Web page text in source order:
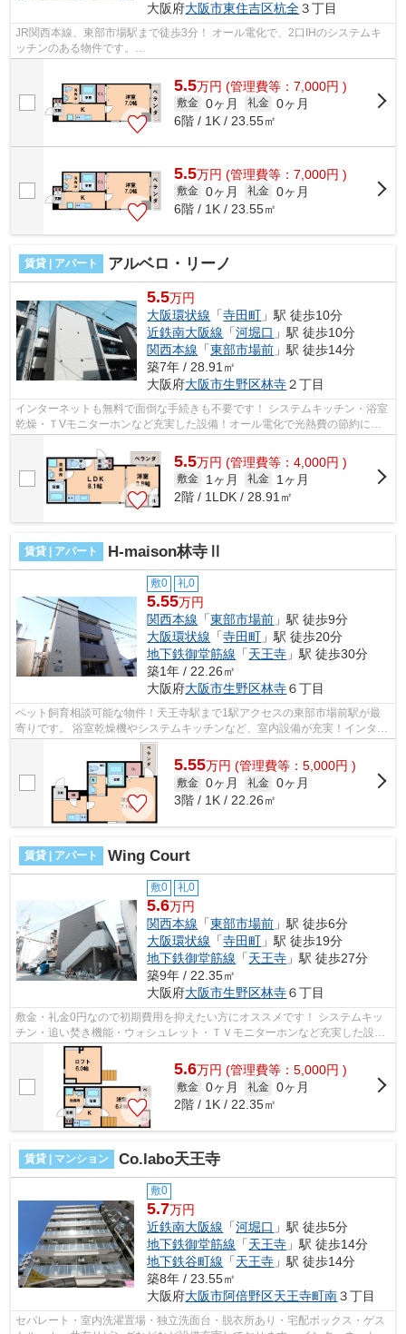
大阪府大阪市東住吉区杭全３丁目
JR関西本線、東部市場駅まで徒歩3分！ オール電化で、2口IHのシステムキ
ッチンのある物件です。
5.5万円 (管理費等：7,000円 )
敷金 0ヶ月 礼金 0ヶ月
6階 / 1K / 23.55㎡
5.5万円 (管理費等：7,000円 )
敷金 0ヶ月 礼金 0ヶ月
6階 / 1K / 23.55㎡
賃貸 | アパート アルベロ・リーノ
5.5万円
大阪環状線 「寺田町 」駅 徒歩10分
近鉄南大阪線 「河堀口 」駅 徒歩10分
関西本線 「東部市場前 」駅 徒歩14分
築7年 / 28.91㎡
大阪府大阪市生野区林寺２丁目
インターネットも無料で面倒な手続きも不要です！ システムキッチン・浴室
乾燥・ＴVモニターホンなど充実した設備！オール電化で光熱費の節約に！
■□■□■□■□■□■□■□■□■□■□■□■□■□■□■□■□■...
5.5万円 (管理費等：4,000円 )
敷金 1ヶ月 礼金
1ヶ月
2階 / 1LDK / 28.91㎡
賃貸 | アパート H-maison林寺Ⅱ
敷0 礼0
5.55万円
関西本線 「東部市場前 」駅 徒歩9分
大阪環状線 「寺田町 」駅 徒歩20分
地下鉄御堂筋線 「天王寺 」駅 徒歩30分
築1年 / 22.26㎡
大阪府大阪市生野区林寺６丁目
ペット飼育相談可能な物件！天王寺駅まで1駅アクセスの東部市場前駅が最
寄りです。 浴室乾燥機やシステムキッチンなど、室内設備が充実！インター
ネットが無料で使えて、月々の出費を...
5.55万円 (管理費等：5,000円 )
敷金 0ヶ月 礼金 0ヶ月
3階 / 1K / 22.26㎡
賃貸 | アパート Wing Court
敷0 礼0
5.6万円
関西本線 「東部市場前 」駅 徒歩6分
大阪環状線 「寺田町 」駅 徒歩19分
地下鉄御堂筋線 「天王寺 」駅 徒歩27分
築9年 / 22.35㎡
大阪府大阪市生野区林寺６丁目
敷金・礼金0円なので初期費用を抑えたい方にオススメです！ システムキッ
チン・追い焚き機能・ウォシュレット・ＴＶモニターホンなど充実した設
備！インターネットも無料でご利用いた...
5.6万円 (管理費等：5,000円 )
敷金 0ヶ月 礼金 0ヶ月
2階 / 1K / 22.35㎡
賃貸 | マンション Co.labo天王寺
敷0
5.7万円
近鉄南大阪線 「河堀口 」駅 徒歩5分
地下鉄御堂筋線 「天王寺 」駅 徒歩14分
地下鉄谷町線 「天王寺 」駅 徒歩14分
築8年 / 23.55㎡
大阪府大阪市阿倍野区天王寺町南３丁目
セパレート・室内洗濯置場・独立洗面台・脱衣所あり・宅配ボックス・ゲス